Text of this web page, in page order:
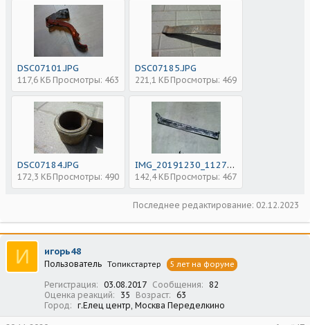
DSC07101.JPG
117,6 КБ Просмотры: 463
DSC07185.JPG
221,1 КБ Просмотры: 469
DSC07184.JPG
172,3 КБ Просмотры: 490
IMG_20191230_112756.jpg
142,4 КБ Просмотры: 467
Последнее редактирование: 02.12.2023
И игорь48
Пользователь Топикстартер 5 лет на форуме
Регистрация 03.08.2017 Сообщения
82
Оценка реакций
35 Возраст
63
Город
г.Елец центр, Москва Переделкино